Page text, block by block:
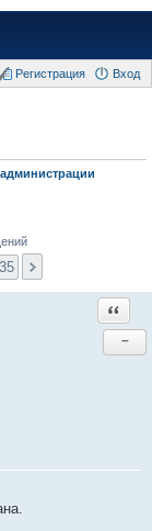
Вход
Регистрация
35
−